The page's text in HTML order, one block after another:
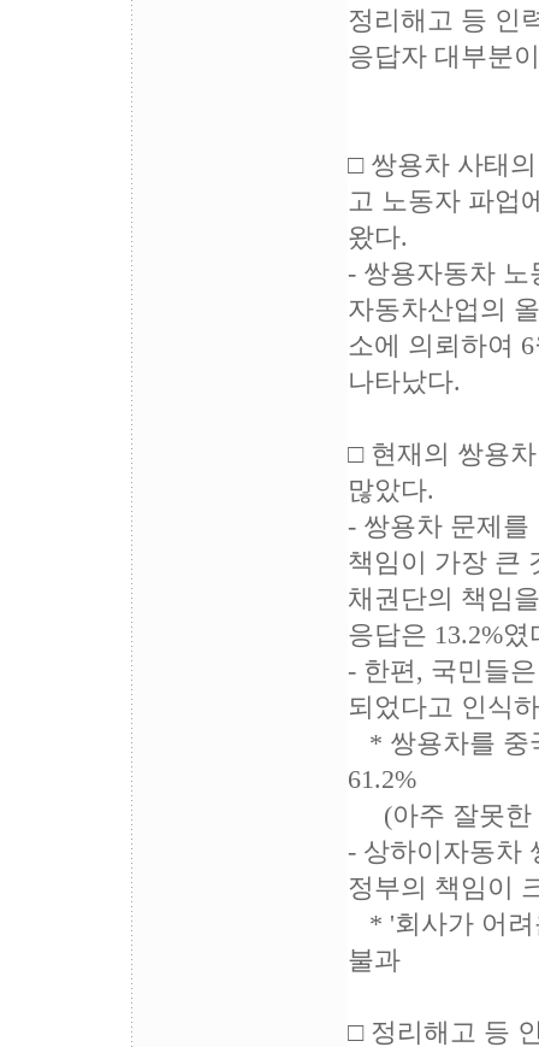
정리해고 등 인
응답자 대부분
□ 쌍용차 사태
고 노동자 파업
왔다.
- 쌍용자동차 노
자동차산업의
소에 의뢰하여
나타났다.
□ 현재의 쌍용
많았다.
- 쌍용차 문제를
책임이 가장 큰
채권단의 책임
응답은 13.2%였
- 한편, 국민들
되었다고 인식
* 쌍용차를 중
61.2%
(아주 잘못한
- 상하이자동차
정부의 책임이
* '회사가 어려
불과
□ 정리해고 등